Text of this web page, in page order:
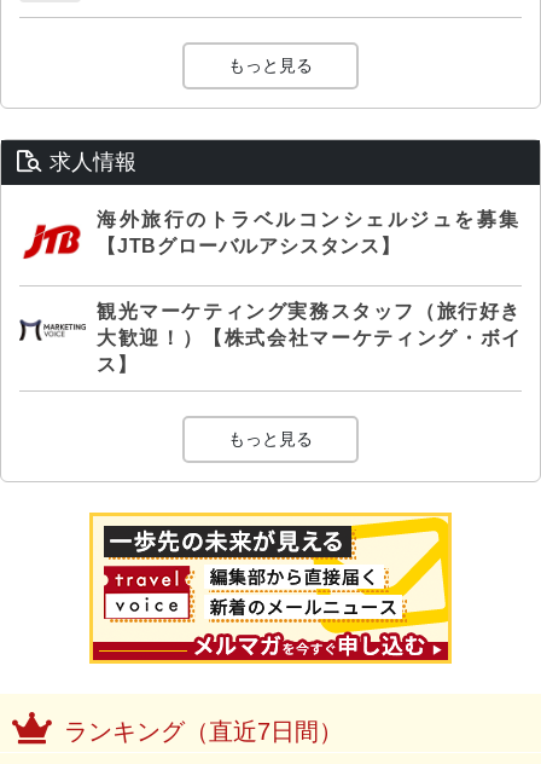
もっと見る
求人情報
海外旅行のトラベルコンシェルジュを募集
【JTBグローバルアシスタンス】
観光マーケティング実務スタッフ（旅行好き
大歓迎！）【株式会社マーケティング・ボイ
ス】
もっと見る
ランキング（直近7日間）